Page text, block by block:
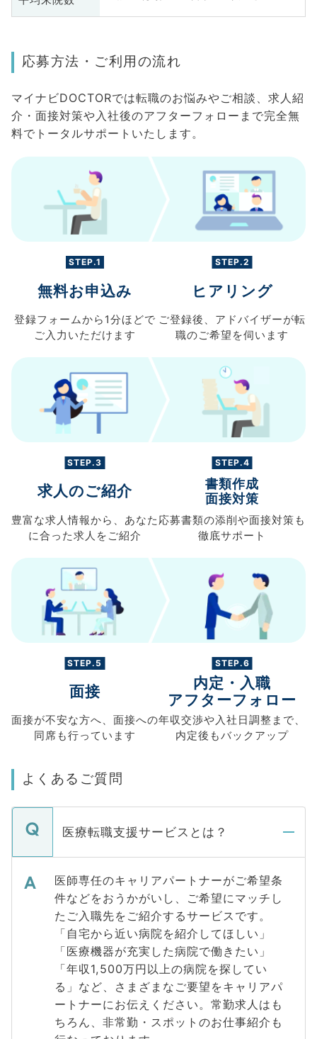
応募方法・ご利用の流れ
マイナビDOCTORでは転職のお悩みやご相談、求人紹
介・面接対策や入社後のアフターフォローまで完全無
料でトータルサポートいたします。
STEP.1
無料お申込み
登録フォームから 1分ほどで
ご入力 いただけます
STEP.2
ヒアリング
ご登録後、 アドバイザーが転
職のご希望を伺います
STEP.3
求人のご紹介
豊富な求人情報から、 あなた
に合った求人を ご紹介
STEP.4
書類作成
面接対策
応募書類の添削や面接対策も
徹底サポート
STEP.5
面接
面接が不安な方へ、 面接への
同席も行っています
STEP.6
内定・入職
アフターフォロー
年収交渉や入社日調整まで、
内定後もバックアップ
よくあるご質問
医療転職支援サービスとは？
医師専任のキャリアパートナーがご希望条
件などをおうかがいし、ご希望にマッチし
たご入職先をご紹介するサービスです。
「自宅から近い病院を紹介してほしい」
「医療機器が充実した病院で働きたい」
「年収1,500万円以上の病院を探してい
る」など、さまざまなご要望をキャリアパ
ートナーにお伝えください。常勤求人はも
ちろん、非常勤・スポットのお仕事紹介も